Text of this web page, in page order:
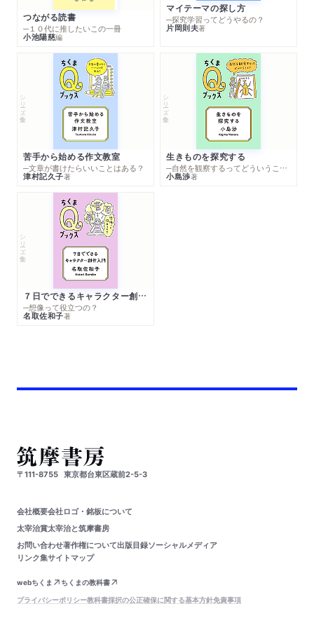
つながる読書
─１０代に推したいこの一冊
小池陽慈編
マイテーマの探し方
─探究学習ってどうやるの？
片岡則夫著
シリーズ・全集
苦手から始める作文教室
─文章が書けたらいいことはある？
津村記久子著
シリーズ・全集
生きものを探究する
─自然を観察するってどういうこと？
小島渉著
シリーズ・全集
７日でできるキャラクター創作入門
─想像って役立つの？
名取佐和子著
〒111-8755 東京都台東区蔵前2-5-3
会社概要会社ロゴ・銘板について
太宰治賞太宰治と筑摩書房
お問い合わせ著作権について出版目録ソーシャルメディア
リンク集サイトマップ
webちくま
ちくまの教科書
プライバシーポリシー教科書採択の公正確保に関する基本方針免責事項